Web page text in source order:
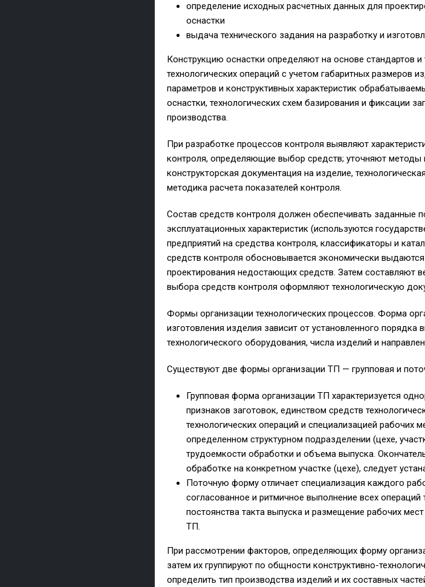
определение исходных расчетных данных для
оснастки
выдача технического задания на разработку и
Конструкцию оснастки определяют на основе стандартов
технологических операций с учетом габаритных размеров
параметров и конструктивных характеристик
оснастки, технологических схем базирования и фиксации
производства.
При разработке процессов контроля выявляют
контроля, определяющие выбор средств; уточняют методы
конструкторская документация на изделие,
методика расчета показателей контроля.
Состав средств контроля должен обеспечивать заданные
эксплуатационных характеристик (используются
предприятий на средства контроля, классификаторы и
средств контроля обосновывается экономически
проектирования недостающих средств. Затем составляют
выбора средств контроля оформляют технологическую
Формы организации технологических процессов. Форма
изготовления изделия зависит от установленного
технологического оборудования, числа изделий и
Существуют две формы организации ТП — групповая и
Групповая форма организации ТП характеризуется
признаков заготовок, единством средств
технологических операций и специализацией рабочих
определенном структурном подразделении (цехе,
трудоемкости обработки и объема выпуска.
обработке на конкретном участке (цехе), следует
Поточную форму отличает специализация каждого
согласованное и ритмичное выполнение всех операций
постоянства такта выпуска и размещение рабочих
ТП.
При рассмотрении факторов, определяющих форму
затем их группируют по общности конструктивно-
определить тип производства изделий и их составных